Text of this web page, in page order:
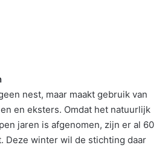
nest, maar maakt gebruik van
en eksters. Omdat het natuurlijk
jaren is afgenomen, zijn er al 60
Deze winter wil de stichting daar